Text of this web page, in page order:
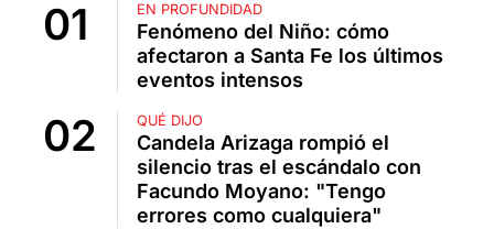
EN PROFUNDIDAD
Fenómeno del Niño: cómo
afectaron a Santa Fe los últimos
eventos intensos
QUÉ DIJO
Candela Arizaga rompió el
silencio tras el escándalo con
Facundo Moyano: "Tengo
errores como cualquiera"